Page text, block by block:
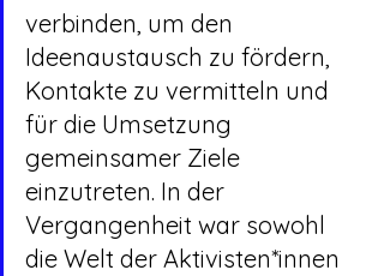
verbinden, um den
Ideenaustausch zu fördern,
Kontakte zu vermitteln und
für die Umsetzung
gemeinsamer Ziele
einzutreten. In der
Vergangenheit war sowohl
die Welt der Aktivisten*innen